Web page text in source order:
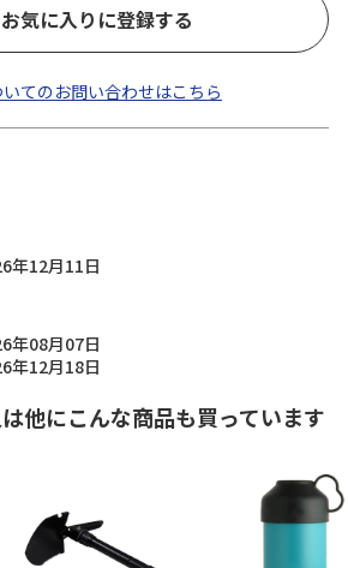
お気に入りに登録する
てのお問い合わせはこちら
年12月11日
年08月07日
年12月18日
他にこんな商品も買っています